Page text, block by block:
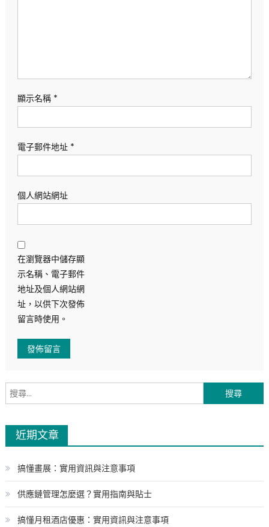
顯示名稱 *
電子郵件地址 *
個人網站網址
在瀏覽器中儲存顯
示名稱、電子郵件
地址及個人網站網
址，以供下次發佈
留言時使用。
搜
尋
字:
近期文章
搞懂畫展：實用資訊與注意事項
供應鏈管理怎麼選？實用指南與貼士
搞懂月租酒店優惠：實用資訊與注意事項